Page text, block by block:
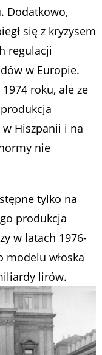
Dodatkowo,
się z kryzysem
regulacji
w Europie.
roku, ale ze
Hiszpanii i na
nie
tylko na
produkcja
w latach 1976-
modelu włoska
lirów.